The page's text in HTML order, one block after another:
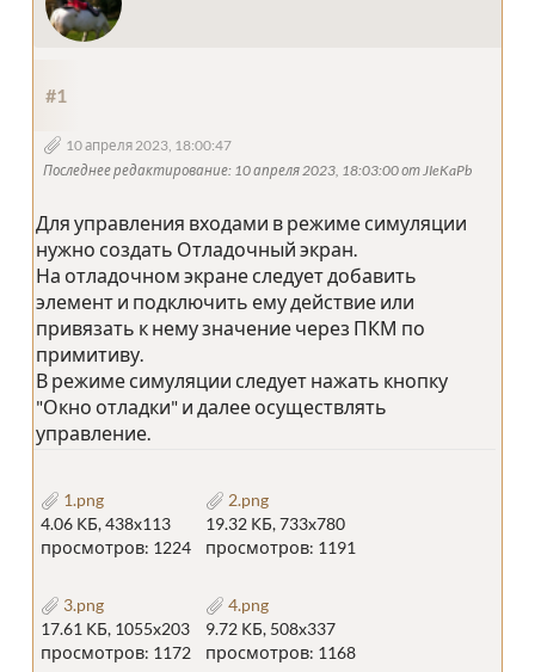
#1
10 апреля 2023, 18:00:47
Последнее редактирование: 10 апреля 2023, 18:03:00 от JIeKaPb
Для управления входами в режиме симуляции
нужно создать Отладочный экран.
На отладочном экране следует добавить
элемент и подключить ему действие или
привязать к нему значение через ПКМ по
примитиву.
В режиме симуляции следует нажать кнопку
"Окно отладки" и далее осуществлять
управление.
1.png
4.06 КБ, 438x113
просмотров: 1224
2.png
19.32 КБ, 733x780
просмотров: 1191
3.png
17.61 КБ, 1055x203
просмотров: 1172
4.png
9.72 КБ, 508x337
просмотров: 1168